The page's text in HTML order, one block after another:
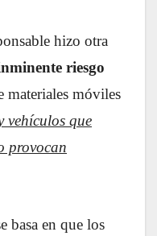
hizo otra
riesgo
materiales móviles
vehículos que
provocan
basa en que los